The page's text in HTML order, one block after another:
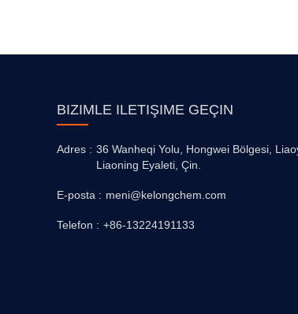
BIZIMLE ILETIŞIME GEÇIN
Adres : 36 Wanheqi Yolu, Hongwei Bölgesi,
Liaoning Eyaleti, Çin.
E-posta : meni@kelongchem.com
Telefon : +86-13224191133